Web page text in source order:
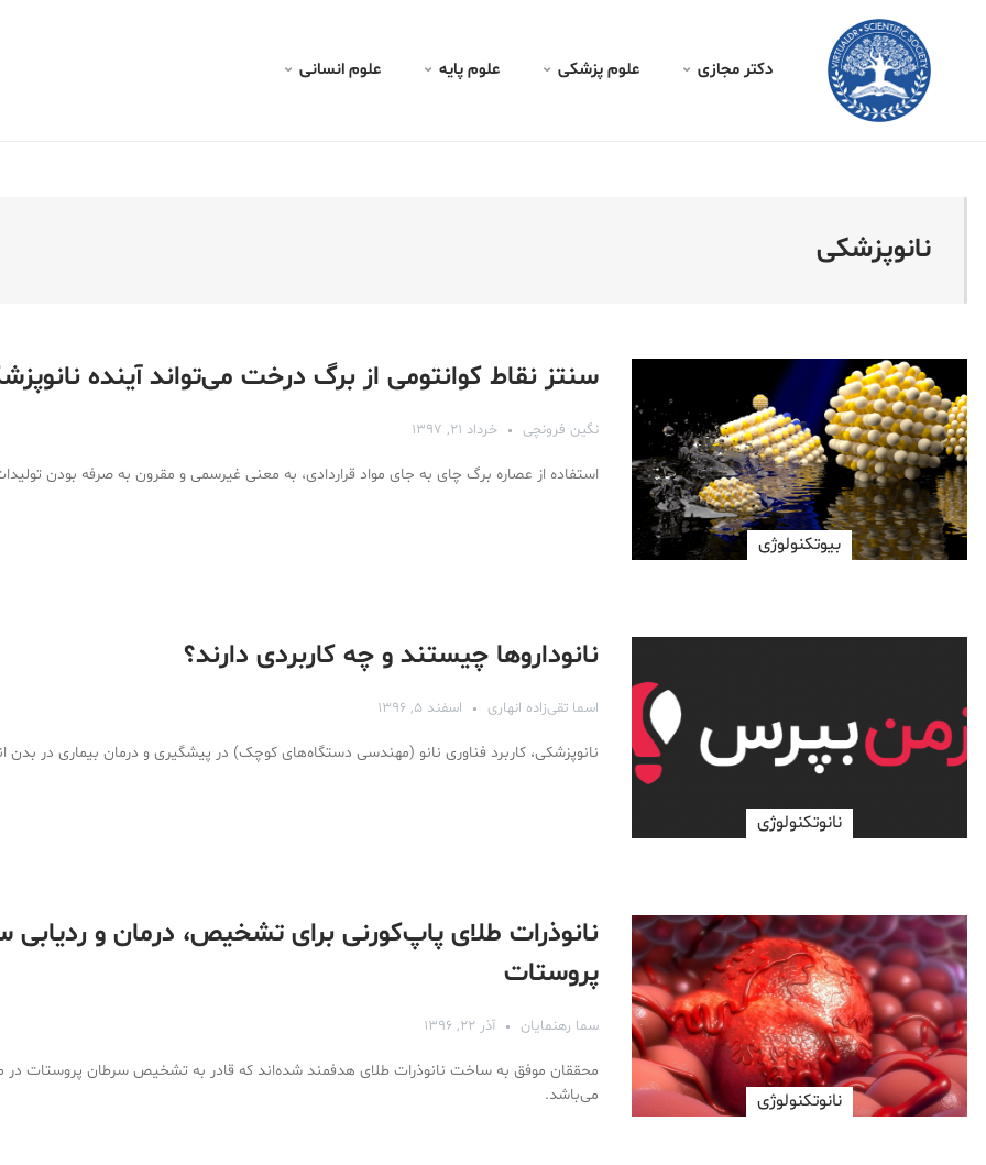
دکتر مجازی - نانوپزشکی
دکتر مجازی علوم پزشکی علوم پايه علوم انسانی
نانوپزشکی
بیوتکنولوژی
سنتز نقاط کوانتومی از برگ درخت می‌تواند آینده
نگین فرونچی خرداد ۲۱, ۱۳۹۷
استفاده از عصاره برگ چای به‌ جای مواد قراردادی، به معنی غیرسمی و مقرون به صرفه بودن
نانوتکنولوژی
نانوداروها چیستند و چه کاربردی دارند؟
اسما تقی‌زاده انهاری اسفند ۵, ۱۳۹۶
نانوپزشکی، کاربرد فناوری نانو (مهندسی دستگاه‌های کوچک) در پیشگیری و درمان بیماری در
نانوتکنولوژی
نانوذرات طلای پاپ‌کورنی برای تشخیص، درمان و ردیابی
پروستات
سما رهنمایان آذر ۲۲, ۱۳۹۶
محققان موفق به ساخت نانوذرات طلای هدفمند شده‌اند که قادر به تشخیص سرطان پروستات در
می‌باشد.